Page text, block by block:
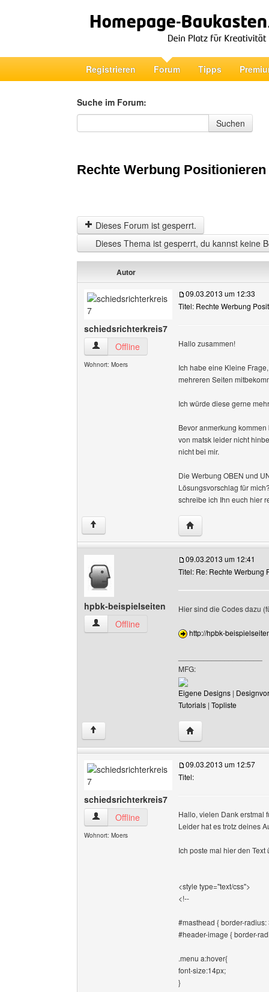
Registrieren Forum Tipps
Suche im Forum:
Suche im Forum
Suchen
Rechte Werbung Positionieren
Dieses Forum ist gesperrt.
Dieses Thema ist gesperrt, du kannst keine
Autor
schiedsrichterkreis7
schiedsrichterkreis7 Benutzer-Profile anzeigen
Offline
Wohnort: Moers
09.03.2013 um 12:33
Titel: Rechte Werbung
Hallo zusammen!
Ich habe eine Kleine
mehreren Seiten
Ich würde diese gerne
Bevor anmerkung
von matsk leider nicht
nicht bei mir.
Die Werbung OBEN und
Lösungsvorschlag für
schreibe ich Ihn euch hier
↑ Website dieses
hpbk-beispielseiten
hpbk-beispielseiten Benutzer-Profile anzeigen
Offline
09.03.2013 um 12:41
Titel: Re: Rechte Werbung
Hier sind die Codes dazu
http://hpbk-
MFG:
Eigene Designs |
Tutorials | Topliste
↑ Website dieses
schiedsrichterkreis7
schiedsrichterkreis7 Benutzer-Profile anzeigen
Offline
Wohnort: Moers
09.03.2013 um 12:57
Titel:
Hallo, vielen Dank erstmal
Leider hat es trotz deines
Ich poste mal hier den
<style type="text/css">
<!--
#masthead { border-
#header-image { border-
.menu a:hover{
font-size:14px;
}